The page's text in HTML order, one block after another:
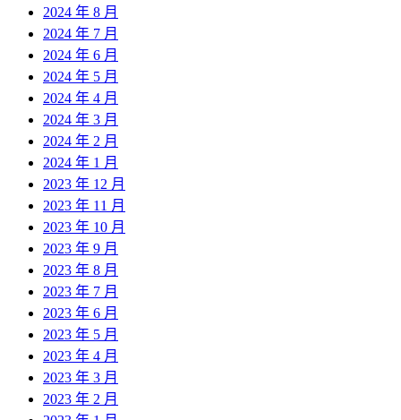
2024 年 8 月
2024 年 7 月
2024 年 6 月
2024 年 5 月
2024 年 4 月
2024 年 3 月
2024 年 2 月
2024 年 1 月
2023 年 12 月
2023 年 11 月
2023 年 10 月
2023 年 9 月
2023 年 8 月
2023 年 7 月
2023 年 6 月
2023 年 5 月
2023 年 4 月
2023 年 3 月
2023 年 2 月